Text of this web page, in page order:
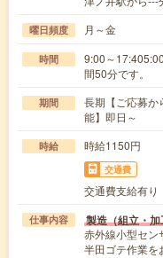
曜日頻度 月～金
時間
9:00～
間50分です。
期間
長期【ご応募か
能】即日～
時給 時給1150円
交通費
交通費支給有り
仕事内容 製造（組立・
赤外線小型セン
半田ゴテ作業